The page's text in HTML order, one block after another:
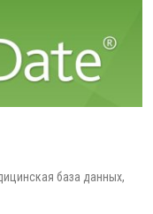
база данных,